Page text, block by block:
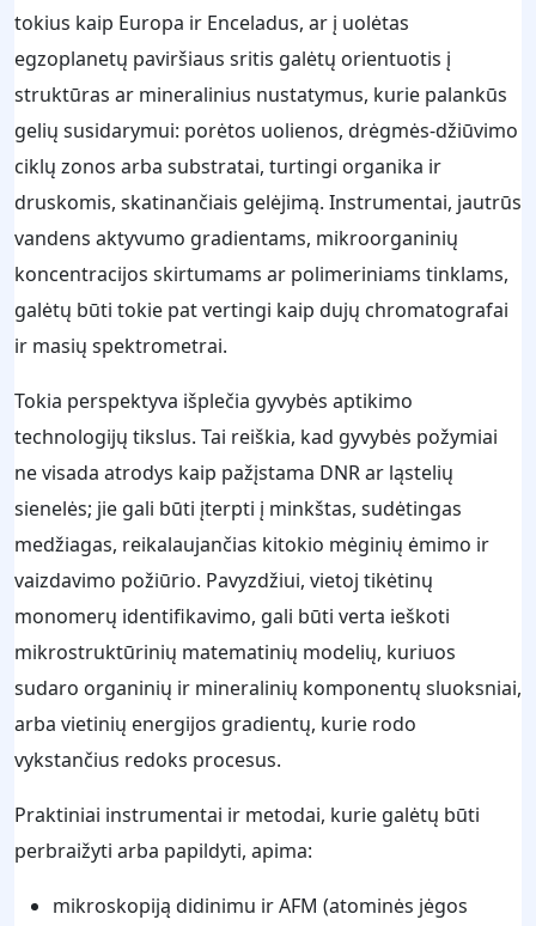
tokius kaip Europa ir Enceladus, ar į uolėtas
egzoplanetų paviršiaus sritis galėtų orientuotis į
struktūras ar mineralinius nustatymus, kurie palankūs
gelių susidarymui: porėtos uolienos, drėgmės-džiūvimo
ciklų zonos arba substratai, turtingi organika ir
druskomis, skatinančiais gelėjimą. Instrumentai, jautrūs
vandens aktyvumo gradientams, mikroorganinių
koncentracijos skirtumams ar polimeriniams tinklams,
galėtų būti tokie pat vertingi kaip dujų chromatografai
ir masių spektrometrai.
Tokia perspektyva išplečia gyvybės aptikimo
technologijų tikslus. Tai reiškia, kad gyvybės požymiai
ne visada atrodys kaip pažįstama DNR ar ląstelių
sienelės; jie gali būti įterpti į minkštas, sudėtingas
medžiagas, reikalaujančias kitokio mėginių ėmimo ir
vaizdavimo požiūrio. Pavyzdžiui, vietoj tikėtinų
monomerų identifikavimo, gali būti verta ieškoti
mikrostruktūrinių matematinių modelių, kuriuos
sudaro organinių ir mineralinių komponentų sluoksniai,
arba vietinių energijos gradientų, kurie rodo
vykstančius redoks procesus.
Praktiniai instrumentai ir metodai, kurie galėtų būti
perbraižyti arba papildyti, apima:
mikroskopiją didinimu ir AFM (atominės jėgos